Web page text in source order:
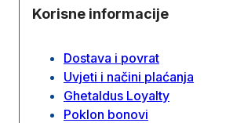
Korisne informacije
Dostava i povrat
Uvjeti i načini plaćanja
Ghetaldus Loyalty
Poklon bonovi